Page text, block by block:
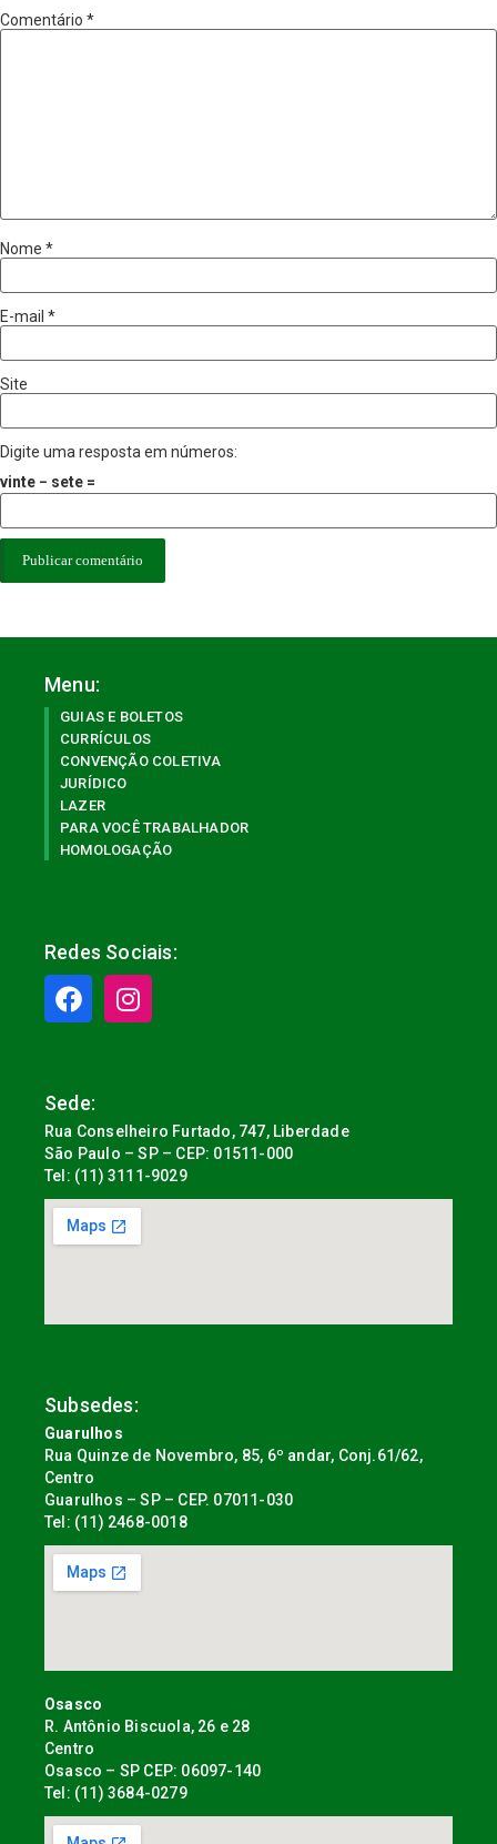
Comentário *
Nome *
E-mail *
Site
Digite uma resposta em números:
vinte − sete =
Menu:
GUIAS E BOLETOS
CURRÍCULOS
CONVENÇÃO COLETIVA
JURÍDICO
LAZER
PARA VOCÊ TRABALHADOR
HOMOLOGAÇÃO
Redes Sociais:
Sede:
Rua Conselheiro Furtado, 747, Liberdade
São Paulo – SP – CEP: 01511-000
Tel: (11) 3111-9029
Subsedes:
Guarulhos
Rua Quinze de Novembro, 85, 6º andar, Conj.61/62,
Centro
Guarulhos – SP – CEP. 07011-030
Tel: (11) 2468-0018
Osasco
R. Antônio Biscuola, 26 e 28
Centro
Osasco – SP CEP: 06097-140
Tel: (11) 3684-0279